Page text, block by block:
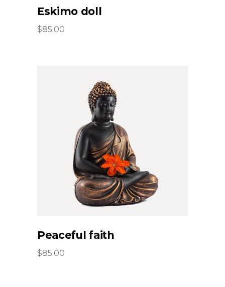
Eskimo doll
$85.00
Peaceful faith
$85.00